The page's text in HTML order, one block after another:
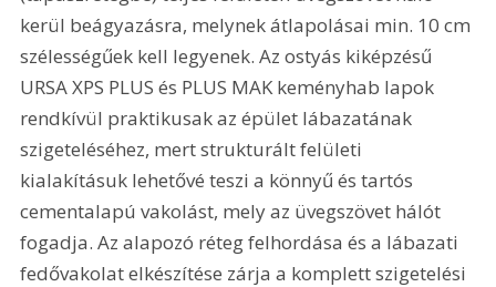
kerül beágyazásra, melynek átlapolásai min. 10 cm
szélességűek kell legyenek. Az ostyás kiképzésű
URSA XPS PLUS és PLUS MAK keményhab lapok
rendkívül praktikusak az épület lábazatának
szigeteléséhez, mert strukturált felületi
kialakításuk lehetővé teszi a könnyű és tartós
cementalapú vakolást, mely az üvegszövet hálót
fogadja. Az alapozó réteg felhordása és a lábazati
fedővakolat elkészítése zárja a komplett szigetelési